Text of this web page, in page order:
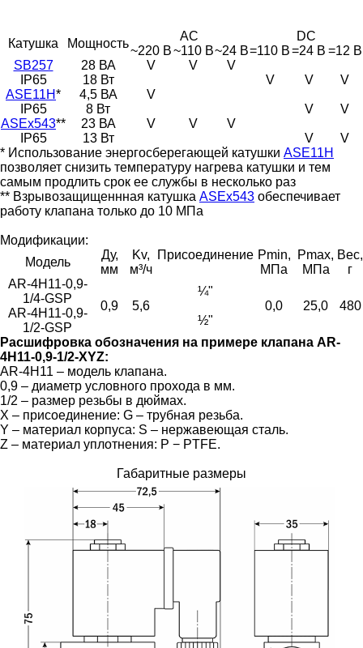
Катушка Мощность
AC
DC
~220 В~110 В~24 В=110 В=24 В =12 В
SB257
IP65
28 ВА V V
V
18 Вт
V V
V
ASE11H*
IP65
4,5 ВА
V
8 Вт
V
V
ASEx543**
IP65
23 ВА V V
V
13 Вт
V
V
* Использование энергосберегающей катушки ASE11H
позволяет снизить температуру нагрева катушки и тем
самым продлить срок ее службы в несколько раз
** Взрывозащищеннная катушка ASEx543 обеспечивает
работу клапана только до 10 МПа
Модификации:
Модель
Ду,
мм
Kv,
м³/ч
Присоединение Pmin,
МПа
Pmax,
МПа
Вес,
г
AR-4H11-0,9-
1/4-GSP
0,9 5,6
¼"
0,0
25,0 480
AR-4H11-0,9-
1/2-GSP
½"
Расшифровка обозначения на примере клапана AR-
4H11-0,9-1/2-XYZ:
AR-4H11 – модель клапана.
0,9 – диаметр условного прохода в мм.
1/2 – размер резьбы в дюймах.
X – присоединение: G – трубная резьба.
Y – материал корпуса: S – нержавеющая сталь.
Z – материал уплотнения: P − PTFE.
Габаритные размеры